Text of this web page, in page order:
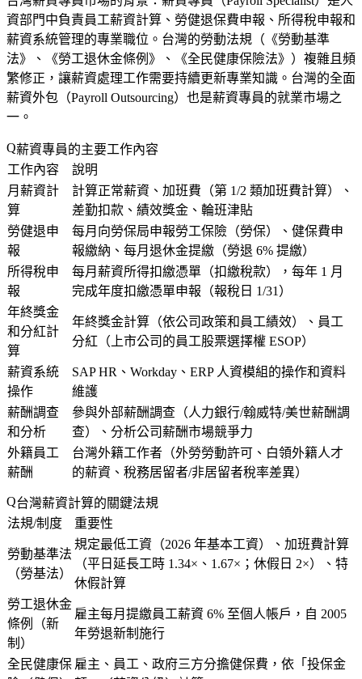
資部門中負責員工薪資計算、勞健退保費申報、所得稅申報和
薪資系統管理的專業職位。台灣的勞動法規（《勞動基準
法》、《勞工退休金條例》、《全民健康保險法》）複雜且頻
繁修正，讓薪資處理工作需要持續更新專業知識。台灣的全面
薪資外包（Payroll Outsourcing）也是薪資專員的就業市場之
一。
薪資專員的主要工作內容
工作內容
說明
月薪資計
算
計算正常薪資、加班費（第 1/2 類加班費計算）、
差勤扣款、績效獎金、輪班津貼
勞健退申
報
每月向勞保局申報勞工保險（勞保）、健保費申
報繳納、每月退休金提繳（勞退 6% 提繳）
所得稅申
報
每月薪資所得扣繳憑單（扣繳稅款），每年 1 月
完成年度扣繳憑單申報（報稅日 1/31）
年終獎金
和分紅計
算
年終獎金計算（依公司政策和員工績效）、員工
分紅（上市公司的員工股票選擇權 ESOP）
薪資系統
操作
SAP HR、Workday、ERP 人資模組的操作和資料
維護
薪酬調查
和分析
參與外部薪酬調查（人力銀行/翰威特/美世薪酬調
查）、分析公司薪酬市場競爭力
外籍員工
薪酬
台灣外籍工作者（外勞勞動許可、白領外籍人才
的薪資、稅務居留者/非居留者稅率差異）
台灣薪資計算的關鍵法規
法規/制度
重要性
勞動基準法
（勞基法）
規定最低工資（2026 年基本工資）、加班費計算
（平日延長工時 1.34×、1.67×；休假日 2×）、特
休假計算
勞工退休金
條例（新
制）
雇主每月提繳員工薪資 6% 至個人帳戶，自 2005
年勞退新制施行
全民健康保 雇主、員工、政府三方分擔健保費，依「投保金